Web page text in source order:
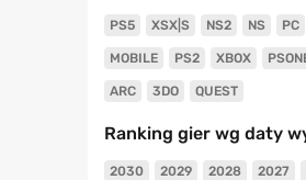
PS5 XSX|S NS2 NS PC
MOBILE PS2 XBOX
ARC 3DO QUEST
Ranking gier wg daty
2030 2029 2028 2027